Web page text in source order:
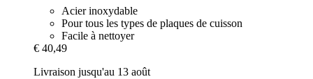
Acier inoxydable
Pour tous les types de plaques de cuisson
Facile à nettoyer
€ 40,49
Livraison jusqu'au 13 août